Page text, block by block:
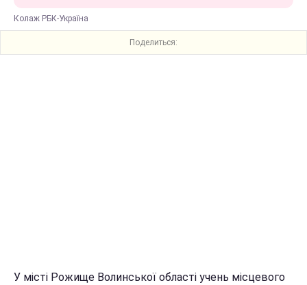
Колаж РБК-Україна
Поделиться:
У місті Рожище Волинської області учень місцевого